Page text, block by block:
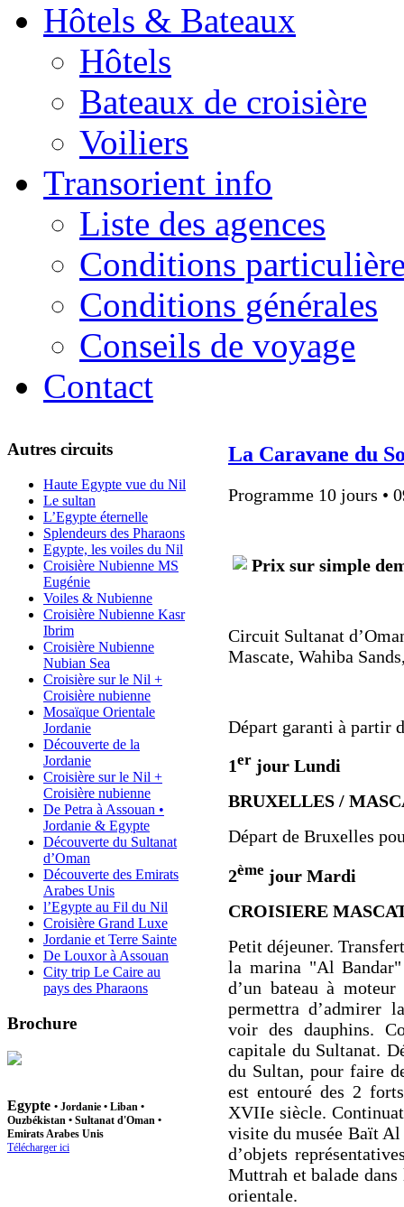
Hôtels & Bateaux
Hôtels
Bateaux de croisière
Voiliers
Transorient info
Liste des agences
Conditions
Conditions générales
Conseils de voyage
Contact
La Caravane du
Programme 10 jours •
Prix sur simple
Circuit Sultanat
Mascate, Wahiba
Départ garanti à partir
1er jour Lundi
BRUXELLES /
Départ de Bruxelles
2ème jour Mardi
CROISIERE
Petit déjeuner.
la marina "Al Bandar"
d’un bateau à
permettra d’admirer
voir des dauphins.
capitale du Sultanat.
du Sultan, pour faire
est entouré des 2
XVIIe siècle.
visite du musée Baït
d’objets
Muttrah et balade
orientale.
Autres circuits
Haute Egypte vue du Nil
Le sultan
L’Egypte éternelle
Splendeurs des Pharaons
Egypte, les voiles du Nil
Croisière Nubienne MS
Eugénie
Voiles & Nubienne
Croisière Nubienne Kasr
Ibrim
Croisière Nubienne
Nubian Sea
Croisière sur le Nil +
Croisière nubienne
Mosaïque Orientale
Jordanie
Découverte de la
Jordanie
Croisière sur le Nil +
Croisière nubienne
De Petra à Assouan •
Jordanie & Egypte
Découverte du Sultanat
d’Oman
Découverte des Emirats
Arabes Unis
l’Egypte au Fil du Nil
Croisière Grand Luxe
Jordanie et Terre Sainte
De Louxor à Assouan
City trip Le Caire au
pays des Pharaons
Brochure
Egypte • Jordanie • Liban •
Ouzbékistan • Sultanat d'Oman •
Emirats Arabes Unis
Télécharger ici